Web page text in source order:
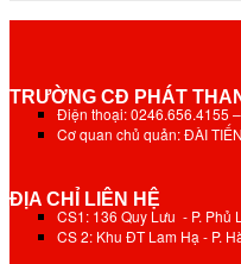
TRƯỜNG CĐ PHÁT
Điện thoại: 0246.656.4155
Cơ quan chủ quản: ĐÀI
ĐỊA CHỈ LIÊN HỆ
CS1: 136 Quy Lưu - P. Phủ
CS 2: Khu ĐT Lam Hạ - P.